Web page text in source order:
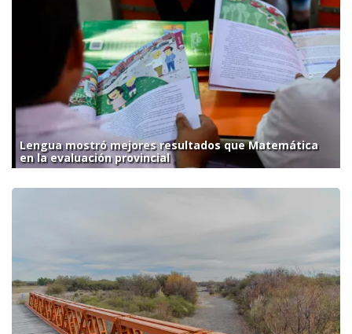
Lengua mostró mejores resultados que Matemática
en la evaluación provincial